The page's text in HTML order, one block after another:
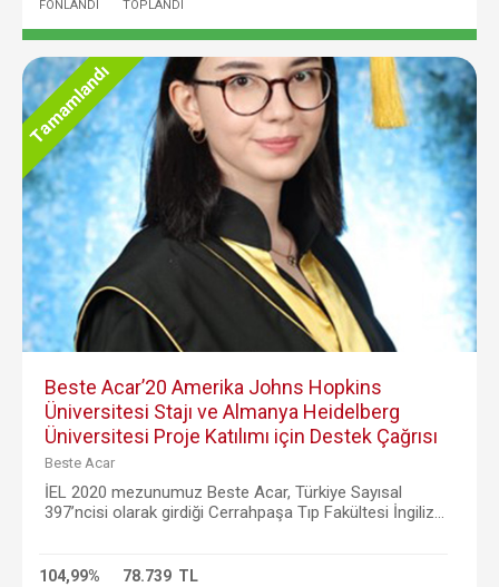
FONLANDI TOPLANDI
Tamamlandı
Beste Acar’20 Amerika Johns Hopkins
Üniversitesi Stajı ve Almanya Heidelberg
Üniversitesi Proje Katılımı için Destek Çağrısı
Beste Acar
İEL 2020 mezunumuz Beste Acar, Türkiye Sayısal
397’ncisi olarak girdiği Cerrahpaşa Tıp Fakültesi İngiliz...
104,99% 78.739 TL